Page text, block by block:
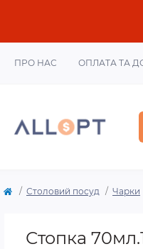
ПРО НАС ОПЛАТА ТА
Столовий посуд Чарки
Стопка